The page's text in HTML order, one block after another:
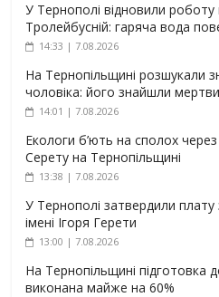
У Тернополі відновили роботу
Тролейбусній: гаряча вода
14:33 | 7.08.2026
На Тернопільщині розшукали
чоловіка: його знайшли
14:01 | 7.08.2026
Екологи б’ють на сполох
Серету на Тернопільщині
13:38 | 7.08.2026
У Тернополі затвердили плату
імені Ігоря Герети
13:00 | 7.08.2026
На Тернопільщині підготовка
виконана майже на 60%